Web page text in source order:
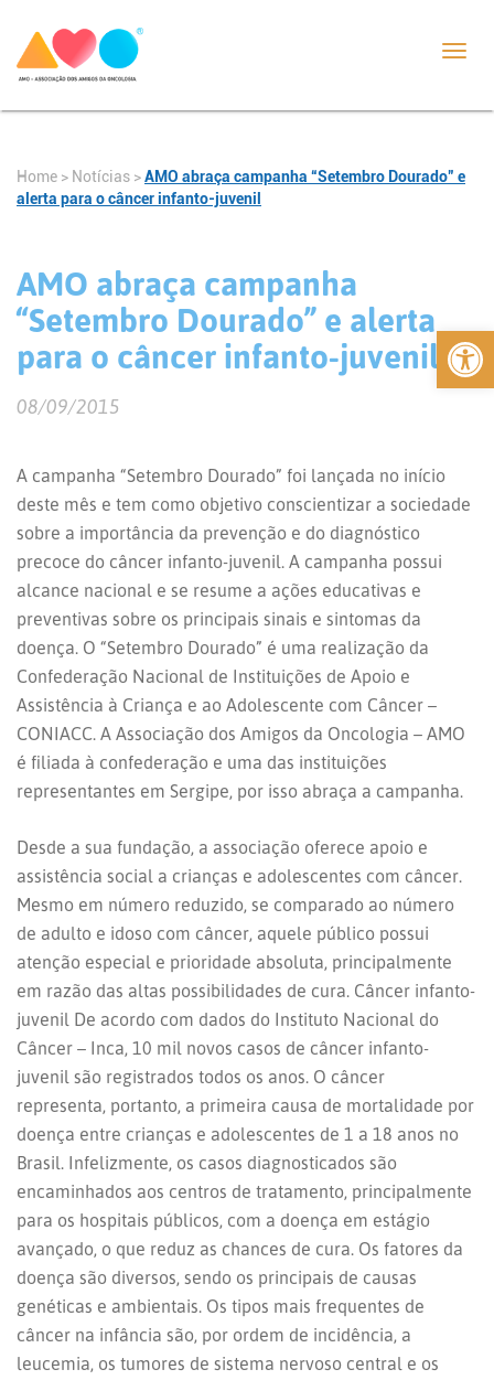
Abrir
Home > Notícias >AMO abraça campanha “Setembro Dourado” e
alerta para o câncer infanto-juvenil
AMO abraça campanha
“Setembro Dourado” e alerta
para o câncer infanto-juvenil
08/09/2015
A campanha “Setembro Dourado” foi lançada no início
deste mês e tem como objetivo conscientizar a sociedade
sobre a importância da prevenção e do diagnóstico
precoce do câncer infanto-juvenil. A campanha possui
alcance nacional e se resume a ações educativas e
preventivas sobre os principais sinais e sintomas da
doença. O “Setembro Dourado” é uma realização da
Confederação Nacional de Instituições de Apoio e
Assistência à Criança e ao Adolescente com Câncer –
CONIACC. A Associação dos Amigos da Oncologia – AMO
é filiada à confederação e uma das instituições
representantes em Sergipe, por isso abraça a campanha.
Desde a sua fundação, a associação oferece apoio e
assistência social a crianças e adolescentes com câncer.
Mesmo em número reduzido, se comparado ao número
de adulto e idoso com câncer, aquele público possui
atenção especial e prioridade absoluta, principalmente
em razão das altas possibilidades de cura. Câncer infanto-
juvenil De acordo com dados do Instituto Nacional do
Câncer – Inca, 10 mil novos casos de câncer infanto-
juvenil são registrados todos os anos. O câncer
representa, portanto, a primeira causa de mortalidade por
doença entre crianças e adolescentes de 1 a 18 anos no
Brasil. Infelizmente, os casos diagnosticados são
encaminhados aos centros de tratamento, principalmente
para os hospitais públicos, com a doença em estágio
avançado, o que reduz as chances de cura. Os fatores da
doença são diversos, sendo os principais de causas
genéticas e ambientais. Os tipos mais frequentes de
câncer na infância são, por ordem de incidência, a
leucemia, os tumores de sistema nervoso central e os